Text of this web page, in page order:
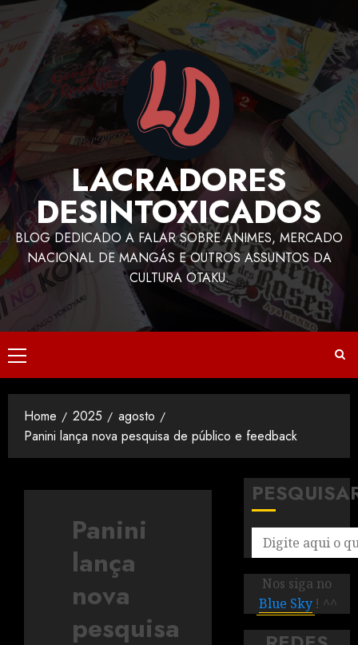
LACRADORES
DESINTOXICADOS
BLOG DEDICADO A FALAR SOBRE ANIMES, MERCADO
NACIONAL DE MANGÁS E OUTROS ASSUNTOS DA
CULTURA OTAKU.
Home 2025
agosto
Panini lança nova pesquisa de público e feedback
Panini
lança
nova
pesquisa
Nos siga no
Blue Sky ! ^^